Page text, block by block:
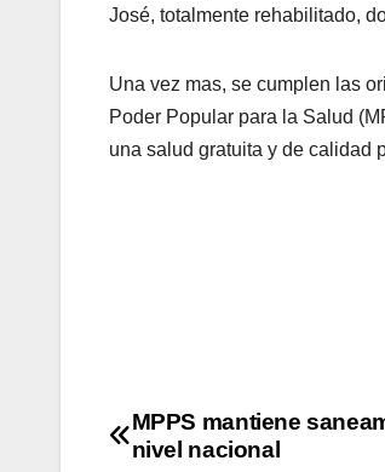
José, totalmente rehabilitado,
Una vez mas, se cumplen las
Poder Popular para la Salud
una salud gratuita y de calidad
MPPS mantiene
nivel nacional